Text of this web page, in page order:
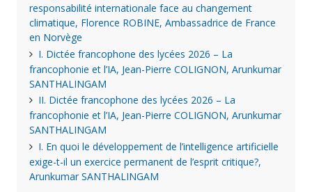
responsabilité internationale face au changement
climatique, Florence ROBINE, Ambassadrice de France
en Norvège
I. Dictée francophone des lycées 2026 – La
francophonie et l’IA, Jean-Pierre COLIGNON, Arunkumar
SANTHALINGAM
II. Dictée francophone des lycées 2026 – La
francophonie et l’IA, Jean-Pierre COLIGNON, Arunkumar
SANTHALINGAM
I. En quoi le développement de l’intelligence artificielle
exige-t-il un exercice permanent de l’esprit critique?,
Arunkumar SANTHALINGAM